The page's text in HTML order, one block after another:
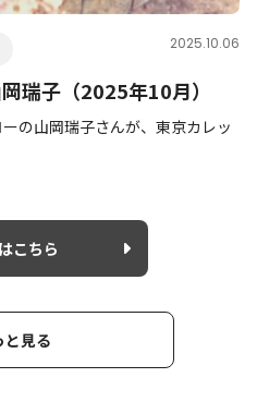
2025.10.06
瑞子（2025年10月）
の山岡瑞子さんが、東京カレッ
こちら
と見る